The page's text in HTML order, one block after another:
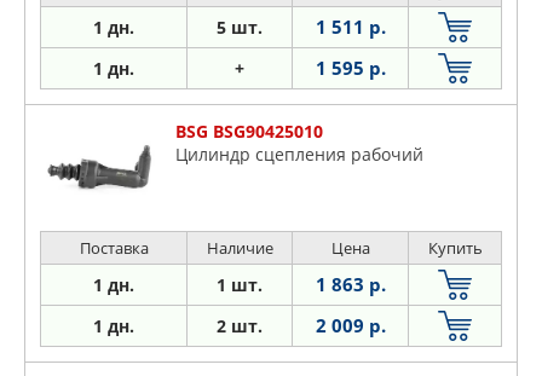
1 дн. 5 шт. 1 511 р.
1 дн. + 1 595 р.
BSG BSG90425010
Цилиндр сцепления рабочий
Поставка Наличие Цена Купить
1 дн. 1 шт. 1 863 р.
1 дн. 2 шт. 2 009 р.